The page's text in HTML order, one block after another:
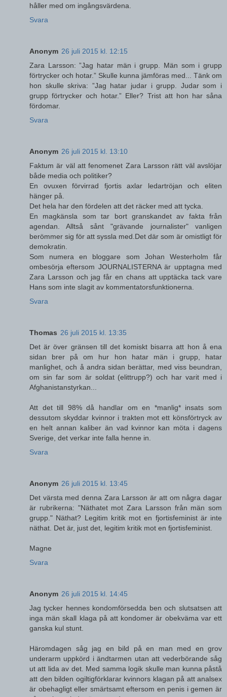
håller med om ingångsvärdena.
Svara
Anonym 26 juli 2015 kl. 12:15
Zara Larsson: ”Jag hatar män i grupp. Män som i grupp
förtrycker och hotar.” Skulle kunna jämföras med... Tänk om
hon skulle skriva: ”Jag hatar judar i grupp. Judar som i
grupp förtrycker och hotar.” Eller? Trist att hon har såna
fördomar.
Svara
Anonym 26 juli 2015 kl. 13:10
Faktum är väl att fenomenet Zara Larsson rätt väl avslöjar
både media och politiker?
En ovuxen förvirrad fjortis axlar ledartröjan och eliten
hänger på.
Det hela har den fördelen att det räcker med att tycka.
En magkänsla som tar bort granskandet av fakta från
agendan. Alltså sånt "grävande journalister" vanligen
berömmer sig för att syssla med.Det där som är omistligt för
demokratin.
Som numera en bloggare som Johan Westerholm får
ombesörja eftersom JOURNALISTERNA är upptagna med
Zara Larsson och jag får en chans att upptäcka tack vare
Hans som inte slagit av kommentatorsfunktionerna.
Svara
Thomas 26 juli 2015 kl. 13:35
Det är över gränsen till det komiskt bisarra att hon å ena
sidan brer på om hur hon hatar män i grupp, hatar
manlighet, och å andra sidan berättar, med viss beundran,
om sin far som är soldat (elittrupp?) och har varit med i
Afghanistanstyrkan...
Att det till 98% då handlar om en *manlig* insats som
dessutom skyddar kvinnor i trakten mot ett könsförtryck av
en helt annan kaliber än vad kvinnor kan möta i dagens
Sverige, det verkar inte falla henne in.
Svara
Anonym 26 juli 2015 kl. 13:45
Det värsta med denna Zara Larsson är att om några dagar
är rubrikerna: "Näthatet mot Zara Larsson från män som
grupp." Näthat? Legitim kritik mot en fjortisfeminist är inte
näthat. Det är, just det, legitim kritik mot en fjortisfeminist.
Magne
Svara
Anonym 26 juli 2015 kl. 14:45
Jag tycker hennes kondomförsedda ben och slutsatsen att
inga män skall klaga på att kondomer är obekväma var ett
ganska kul stunt.
Häromdagen såg jag en bild på en man med en grov
underarm uppkörd i ändtarmen utan att vederbörande såg
ut att lida av det. Med samma logik skulle man kunna påstå
att den bilden ogiltigförklarar kvinnors klagan på att analsex
är obehagligt eller smärtsamt eftersom en penis i gemen är